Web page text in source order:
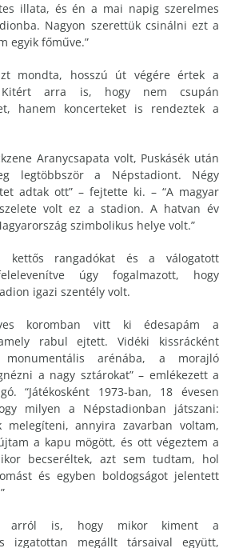
illata, és én a mai napig szerelmes
Nagyon szerettük csinálni ezt a
egyik főműve.”
mondta, hosszú út végére értek a
Kitért arra is, hogy nem csupán
hanem koncerteket is rendeztek a
Aranycsapata volt, Puskásék után
legtöbbször a Népstadiont. Négy
adtak ott” – fejtette ki. – “A magyar
volt ez a stadion. A hatvan év
szimbolikus helye volt.”
kettős rangadókat és a válogatott
úgy fogalmazott, hogy
igazi szentély volt.
koromban vitt ki édesapám a
rabul ejtett. Vidéki kissrácként
arénába, a morajló
a nagy sztárokat” – emlékezett a
“Játékosként 1973-ban, 18 évesen
milyen a Népstadionban játszani:
melegíteni, annyira zavarban voltam,
a kapu mögött, és ott végeztem a
becseréltek, azt sem tudtam, hol
és egyben boldogságot jelentett
arról is, hogy mikor kiment a
izgatottan megállt társaival együtt,